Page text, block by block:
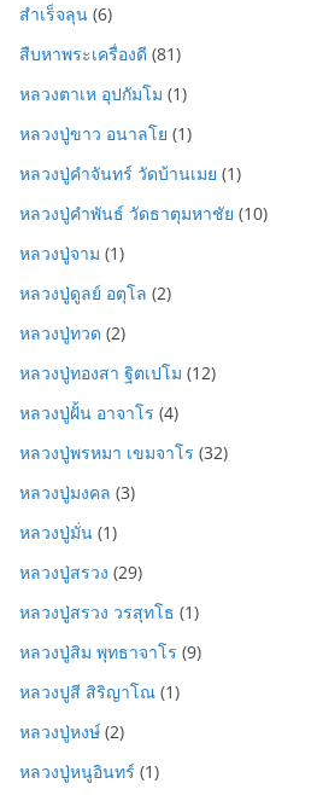
สำเร็จลุน (6)
สืบหาพระเครื่องดี (81)
หลวงตาเห อุปกัมโม (1)
หลวงปู่ขาว อนาลโย (1)
หลวงปู่คำจันทร์ วัดบ้านเมย (1)
หลวงปู่คำพันธ์ วัดธาตุมหาชัย (10)
หลวงปู่จาม (1)
หลวงปู่ดูลย์ อตุโล (2)
หลวงปู่ทวด (2)
หลวงปู่ทองสา ฐิตเปโม (12)
หลวงปู่ฝั้น อาจาโร (4)
หลวงปู่พรหมา เขมจาโร (32)
หลวงปู่มงคล (3)
หลวงปู่มั่น (1)
หลวงปู่สรวง (29)
หลวงปู่สรวง วรสุทโธ (1)
หลวงปู่สิม พุทธาจาโร (9)
หลวงปูสี สิริญาโณ (1)
หลวงปู่หงษ์ (2)
หลวงปู่หนูอินทร์ (1)